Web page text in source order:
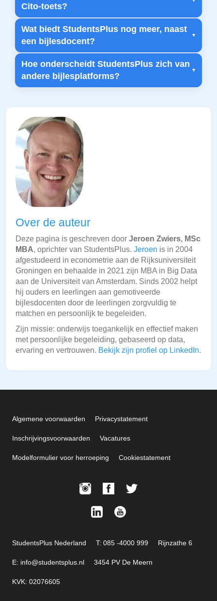
Cito-toets?
Wat biedt StudentsPlus nog meer, naast
een bijlesdocent?
Hoe onderscheidt StudentsPlus zich van
andere bijlesplatforms?
Over de auteur
Deze pagina is geschreven door Jeroen Zwiers, MSc
MBA, oprichter van StudentsPlus. Jeroen is in 2004
afgestudeerd in econometrie aan de Rijksuniversiteit
Groningen en behaalde in 2021 zijn MBA in Big Data
aan de Universiteit van Amsterdam. Sinds 2002 helpt
hij ouders en leerlingen aan gemotiveerde
bijlesdocenten door de leerlingen zorgvuldig te
matchen en persoonlijk te begeleiden.
Zijn missie: onderwijs toegankelijk en effectief maken
met persoonlijke begeleiding, gebaseerd op data,
ervaring en vertrouwen. Bekijk zijn profiel op LinkedIn.
Algemene voorwaarden Privacystatement
Inschrijvingsvoorwaarden Vacatures
Modelformulier voor herroeping Cookiestatement
StudentsPlus Nederland T: 085 -4000 999 Rijnzathe 6
E: info@studentsplus.nl 3454 PV De Meern
KVK: 02076605